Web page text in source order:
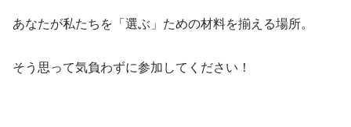
あなたが私たちを「選ぶ」ための材料を揃える場所。
そう思って気負わずに参加してください！